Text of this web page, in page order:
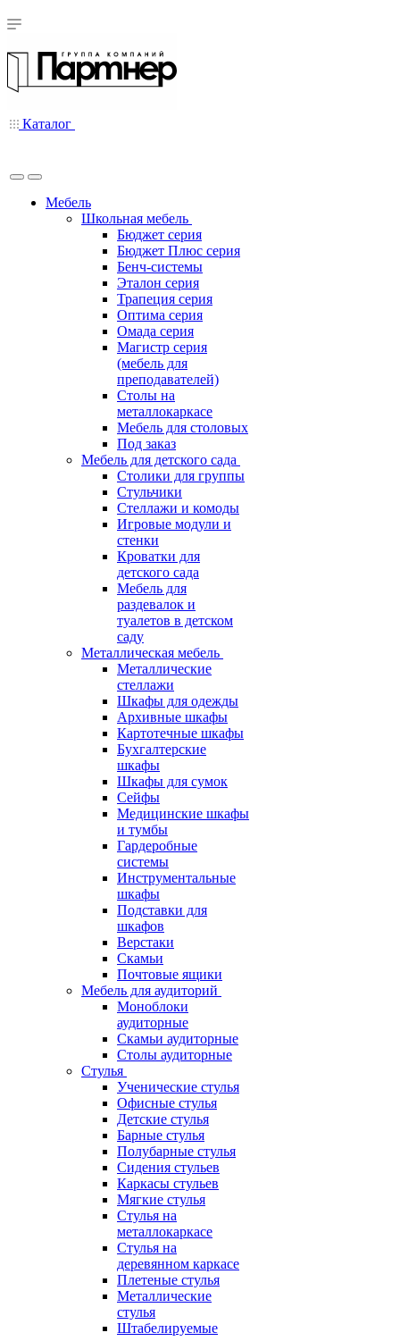
Каталог
Мебель
Школьная мебель
Бюджет серия
Бюджет Плюс серия
Бенч-системы
Эталон серия
Трапеция серия
Оптима серия
Омада серия
Магистр серия
(мебель для
преподавателей)
Столы на
металлокаркасе
Мебель для столовых
Под заказ
Мебель для детского сада
Столики для группы
Стульчики
Стеллажи и комоды
Игровые модули и
стенки
Кроватки для
детского сада
Мебель для
раздевалок и
туалетов в детском
саду
Металлическая мебель
Металлические
стеллажи
Шкафы для одежды
Архивные шкафы
Картотечные шкафы
Бухгалтерские
шкафы
Шкафы для сумок
Сейфы
Медицинские шкафы
и тумбы
Гардеробные
системы
Инструментальные
шкафы
Подставки для
шкафов
Верстаки
Скамьи
Почтовые ящики
Мебель для аудиторий
Моноблоки
аудиторные
Скамьи аудиторные
Столы аудиторные
Стулья
Ученические стулья
Офисные стулья
Детские стулья
Барные стулья
Полубарные стулья
Сидения стульев
Каркасы стульев
Мягкие стулья
Стулья на
металлокаркасе
Стулья на
деревянном каркасе
Плетеные стулья
Металлические
стулья
Штабелируемые